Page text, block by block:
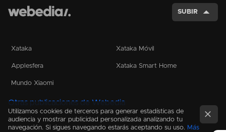
SUBIR
Xataka Xataka Móvil
Applesfera Xataka Smart Home
Mundo Xiaomi
Otras publicaciones de Webedia
Utilizamos cookies de terceros para generar estadísticas de
audiencia y mostrar publicidad personalizada analizando tu
navegación. Si sigues navegando estarás aceptando su uso. Más